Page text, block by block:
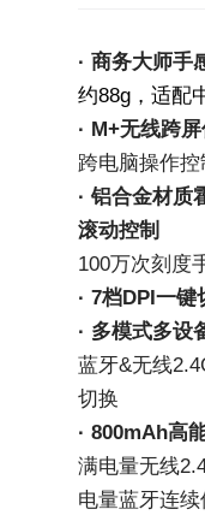
· 商务大师手
约88g，适配
· M+无线跨
跨电脑操作
· 铝合金材
滚动控制
100万次刻度
· 7档DPI一键
· 多模式多设
蓝牙&无线
切换
· 800mAh高
满电量无线
电量蓝牙连